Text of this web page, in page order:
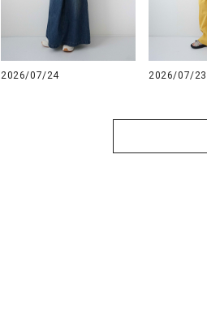
2026/07/24 2026/07/23